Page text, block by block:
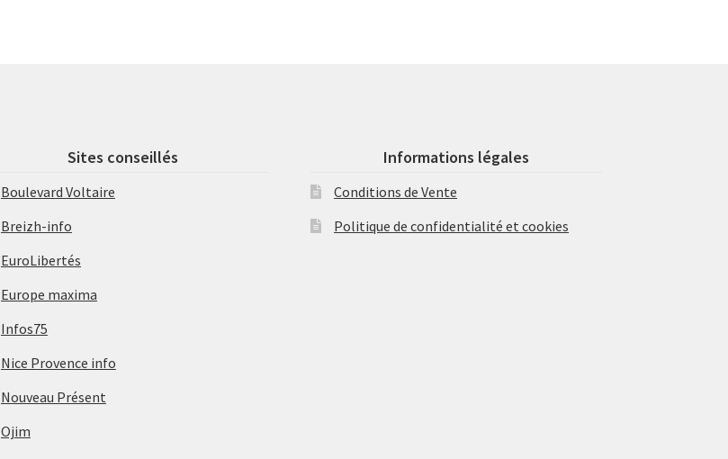
Sites conseillés
Boulevard Voltaire
Breizh-info
EuroLibertés
Europe maxima
Infos75
Nice Provence info
Nouveau Présent
Ojim
Informations légales
Conditions de Vente
Politique de confidentialité et cookies